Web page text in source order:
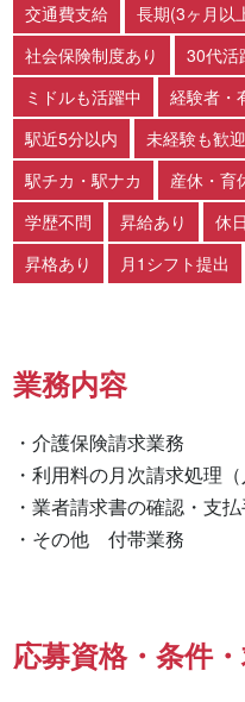
交通費支給 長期(3ヶ月以
社会保険制度あり
30代活
ミドルも活躍中
経験者・
駅近5分以内
未経験も歓迎
駅チカ・駅ナカ
産休・育
学歴不問
昇給あり 休
昇格あり
月1シフト提出
業務内容
・介護保険請求業務
・利用料の月次請求処理
・業者請求書の確認・支
・その他　付帯業務
応募資格・条件